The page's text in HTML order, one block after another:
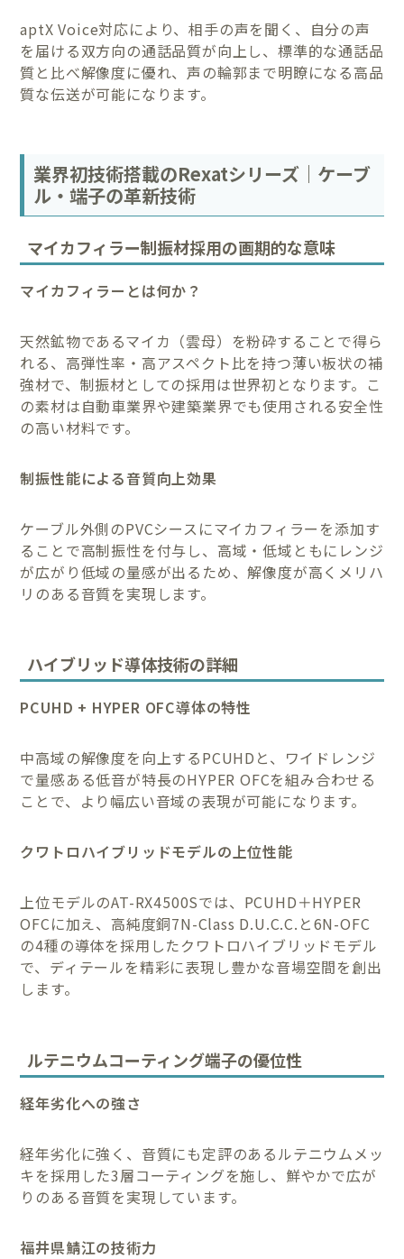
aptX Voice対応により、相手の声を聞く、自分の声
を届ける双方向の通話品質が向上し、標準的な通話品
質と比べ解像度に優れ、声の輪郭まで明瞭になる高品
質な伝送が可能になります。
業界初技術搭載のRexatシリーズ｜ケーブ
ル・端子の革新技術
マイカフィラー制振材採用の画期的な意味
マイカフィラーとは何か？
天然鉱物であるマイカ（雲母）を粉砕することで得ら
れる、高弾性率・高アスペクト比を持つ薄い板状の補
強材で、制振材としての採用は世界初となります。こ
の素材は自動車業界や建築業界でも使用される安全性
の高い材料です。
制振性能による音質向上効果
ケーブル外側のPVCシースにマイカフィラーを添加す
ることで高制振性を付与し、高域・低域ともにレンジ
が広がり低域の量感が出るため、解像度が高くメリハ
リのある音質を実現します。
ハイブリッド導体技術の詳細
PCUHD + HYPER OFC導体の特性
中高域の解像度を向上するPCUHDと、ワイドレンジ
で量感ある低音が特長のHYPER OFCを組み合わせる
ことで、より幅広い音域の表現が可能になります。
クワトロハイブリッドモデルの上位性能
上位モデルのAT-RX4500Sでは、PCUHD＋HYPER
OFCに加え、高純度銅7N-Class D.U.C.C.と6N-OFC
の4種の導体を採用したクワトロハイブリッドモデル
で、ディテールを精彩に表現し豊かな音場空間を創出
します。
ルテニウムコーティング端子の優位性
経年劣化への強さ
経年劣化に強く、音質にも定評のあるルテニウムメッ
キを採用した3層コーティングを施し、鮮やかで広が
りのある音質を実現しています。
福井県鯖江の技術力